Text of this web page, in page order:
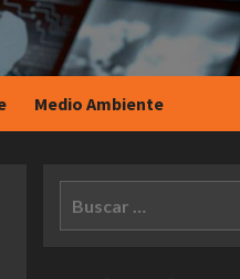
Medio Ambiente